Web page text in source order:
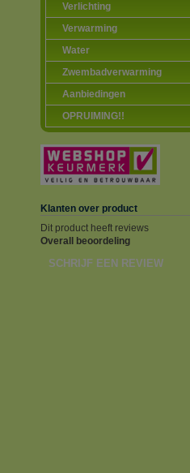
Verlichting
Verwarming
Water
Zwembadverwarming
Aanbiedingen
OPRUIMING!!
Klanten over product
Dit product heeft reviews
Overall beoordeling
SCHRIJF EEN REVIEW